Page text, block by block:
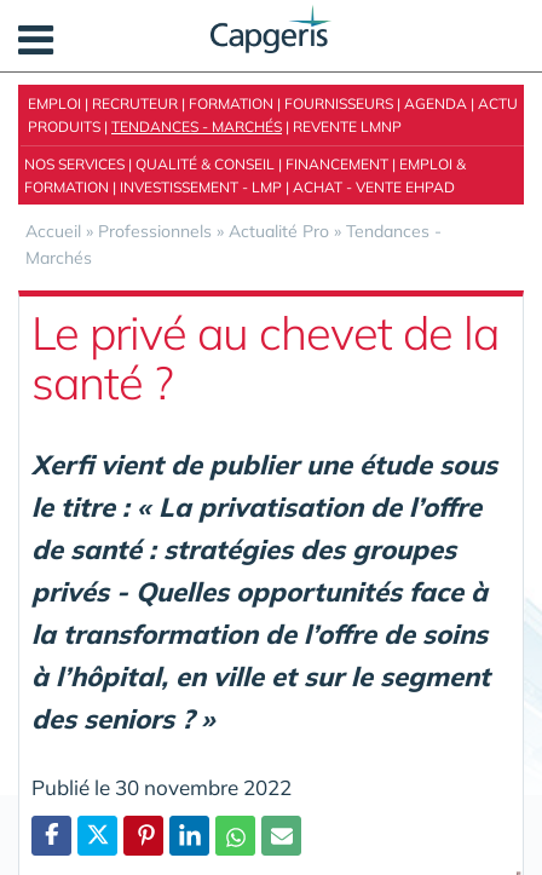
EMPLOI | RECRUTEUR | FORMATION | FOURNISSEURS | AGENDA | ACTU
PRODUITS | TENDANCES - MARCHÉS | REVENTE LMNP
NOS SERVICES | QUALITÉ & CONSEIL | FINANCEMENT | EMPLOI &
FORMATION | INVESTISSEMENT - LMP | ACHAT - VENTE EHPAD
Accueil » Professionnels » Actualité Pro » Tendances -
Marchés
Le privé au chevet de la
santé ?
Xerfi vient de publier une étude sous
le titre : « La privatisation de l’offre
de santé : stratégies des groupes
privés - Quelles opportunités face à
la transformation de l’offre de soins
à l’hôpital, en ville et sur le segment
des seniors ? »
Publié le 30 novembre 2022
Panneau de gestion des cookies